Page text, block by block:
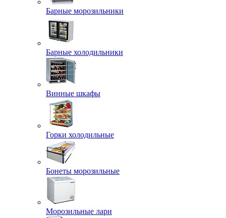
Барные морозильники
Барные холодильники
Винные шкафы
Горки холодильные
Бонеты морозильные
Морозильные лари